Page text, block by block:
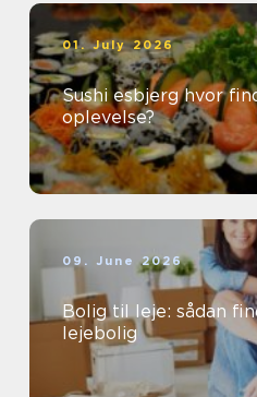
01. July 2026
Sushi esbjerg hvor finder du den bedste
oplevelse?
09. June 2026
Bolig til leje: sådan
lejebolig